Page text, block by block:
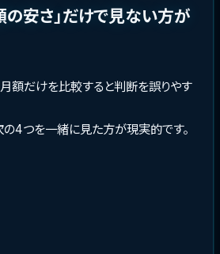
の安さ」だけで見ない方が
月額だけを比較すると判断を誤りやす
の4つを一緒に見た方が現実的です。